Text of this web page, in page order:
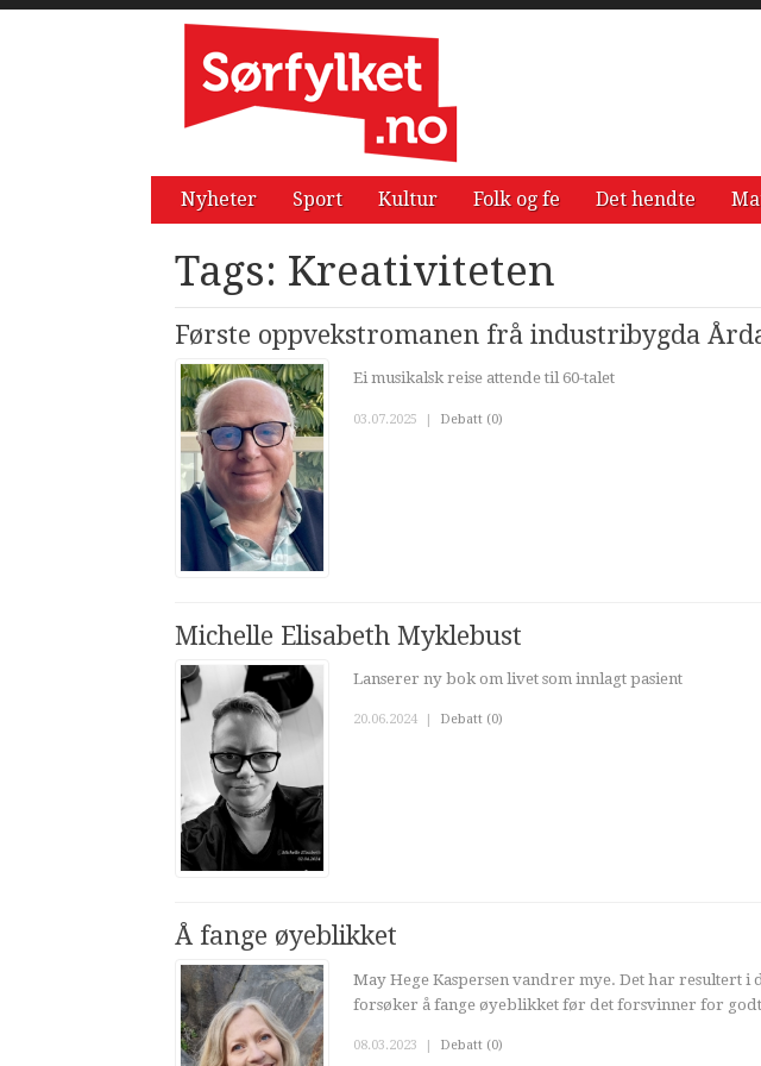
Nyheter Sport Kultur Folk og fe Det hendte
Tags: Kreativiteten
Første oppvekstromanen frå industribygda
Ei musikalsk reise attende til 60-talet
03.07.2025 | Debatt (0)
Michelle Elisabeth Myklebust
Lanserer ny bok om livet som innlagt pasient
20.06.2024 Debatt (0)
Å fange øyeblikket
May Hege Kaspersen vandrer mye. Det har resultert
forsøker å fange øyeblikket før det forsvinner for
08.03.2023 | Debatt (0)